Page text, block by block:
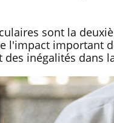
sont la
l'impact important
inégalités dans